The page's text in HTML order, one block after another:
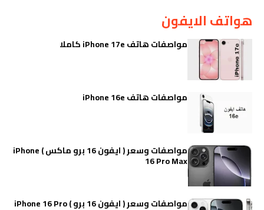
هواتف الايفون
مواصفات هاتف iPhone 17e كاملا
مواصفات هاتف iPhone 16e
مواصفات وسعر ( ايفون 16 برو ماكس ) iPhone
16 Pro Max
مواصفات وسعر ( ايفون 16 برو ) iPhone 16 Pro